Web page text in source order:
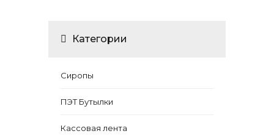
Категории
Сиропы
ПЭТ Бутылки
Кассовая лента